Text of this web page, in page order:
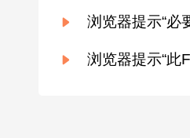
浏览器提示“必
浏览器提示“此